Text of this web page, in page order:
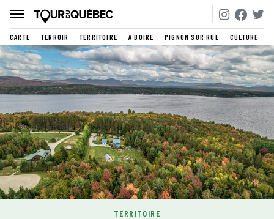
CARTE TERROIR TERRITOIRE À BOIRE PIGNON SUR RUE CULTURE
TERRITOIRE